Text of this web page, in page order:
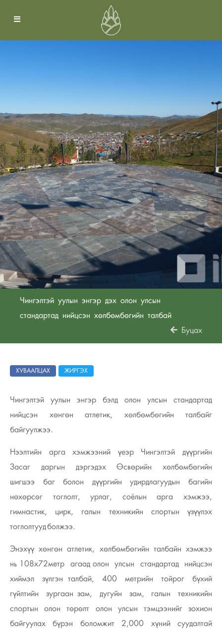
Чингэлтэй уулын энгэр дэх олон улсын
стандартад нийцсэн хөлбөмбөгийн талбай
Буцах
ХУВААЛЦАХ ЖИРГЭХ
Чингэлтэй уулын энгэр бэлд олон улсын стандартад
нийцсэн хөнгөн атлетик, хөлбөмбөгийн талбайг
байгуулжээ.
Нээлтийн арга хэмжээний үеэр Чингэлтэй дүүргийн
Засаг даргын дэргэдэх Өсвөрийн хөлбөмбөгийн
шигшээ баг болон дүүргийн удирдлагуудын багийн
нөхөрсөг тоглолт, урлаг, соёлын арга хэмжээ,
гимнастик, цирк, галын техникийн спортын үзүүлэх
тоглолтууд болжээ.
Энэхүү хөнгөн атлетик, хөлбөмбөгийн талбайн хэмжээ
нь 108x72метр агаад олон улсын стандартад нийцсэн
хиймэл зүлгэн талбай, 400 метрийн тойрог бүхий
гүйлтийн зургаан зам, дугуйн зам, галын техникийн
спортын олон төрөлт олон улсын тэмцээнийг зохион
байгуулах бүрэн боломжит 2,000 хүний суудалтай